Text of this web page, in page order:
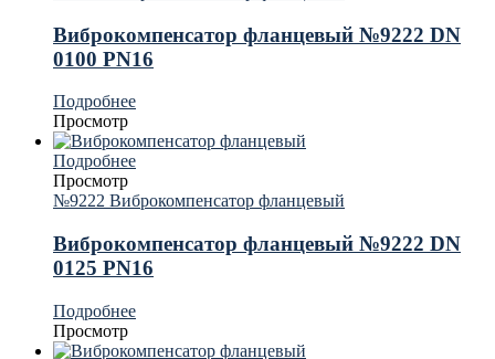
Виброкомпенсатор фланцевый №9222 DN
0100 PN16
Подробнее
Просмотр
Подробнее
Просмотр
№9222 Виброкомпенсатор фланцевый
Виброкомпенсатор фланцевый №9222 DN
0125 PN16
Подробнее
Просмотр